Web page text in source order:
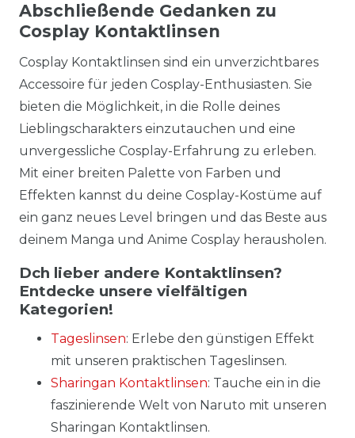
Abschließende Gedanken zu
Cosplay Kontaktlinsen
Cosplay Kontaktlinsen sind ein unverzichtbares
Accessoire für jeden Cosplay-Enthusiasten. Sie
bieten die Möglichkeit, in die Rolle deines
Lieblingscharakters einzutauchen und eine
unvergessliche Cosplay-Erfahrung zu erleben.
Mit einer breiten Palette von Farben und
Effekten kannst du deine Cosplay-Kostüme auf
ein ganz neues Level bringen und das Beste aus
deinem Manga und Anime Cosplay herausholen.
Dch lieber andere Kontaktlinsen?
Entdecke unsere vielfältigen
Kategorien!
Tageslinsen: Erlebe den günstigen Effekt
mit unseren praktischen Tageslinsen.
Sharingan Kontaktlinsen: Tauche ein in die
faszinierende Welt von Naruto mit unseren
Sharingan Kontaktlinsen.